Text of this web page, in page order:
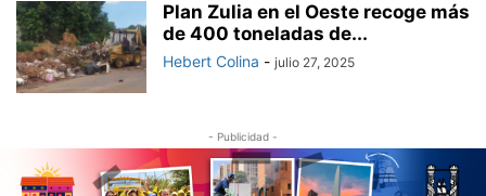
Plan Zulia en el Oeste recoge más
de 400 toneladas de...
Hebert Colina - julio 27, 2025
- Publicidad -